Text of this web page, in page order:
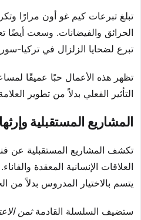
الحرائق والفيضانات. وسعت أيضًا
تبرع لضحايا الزلزال في تركيا-
تظهر هذه الأعمال حبًا عميقًا
التأثير الفعلي بدلاً من تطوير
المشاريع المستقبلية
تكشف المشاريع المستقبلية عن
العلاقات الإنسانية المعقدة
يتسم بالاختيار المدروس بدلاً من
ستضيف السلسلة القادمةثمن